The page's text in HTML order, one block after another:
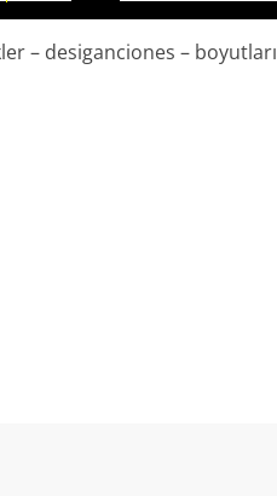
– desiganciones – boyutları